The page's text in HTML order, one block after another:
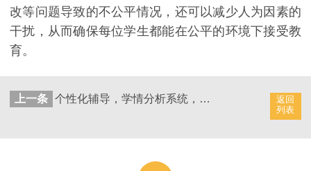
改等问题导致的不公平情况，还可以减少人为因素的
干扰，从而确保每位学生都能在公平的环境下接受教
育。
返回
列表
上一条 个性化辅导，学情分析系统，根据学生情况制定精准教学计划